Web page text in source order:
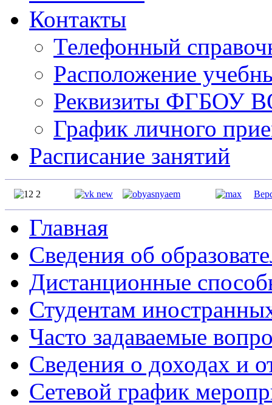
Контакты
Телефонный
Расположение
Реквизиты ФГБОУ
График личного
Расписание занятий
Главная
Сведения об
Дистанционные
Студентам
Часто задаваемые
Сведения о доходах и
Сетевой график